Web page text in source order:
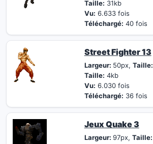
Taille: 31kb
Vu: 6.633 fois
Téléchargé: 40 fois
Street Fighter 13
Largeur: 50px, Taille:
Taille: 4kb
Vu: 6.030 fois
Téléchargé: 36 fois
Jeux Quake 3
Largeur: 97px, Taille: